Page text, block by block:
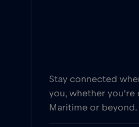
Stay connected
you, whether you’re
Maritime or beyond.